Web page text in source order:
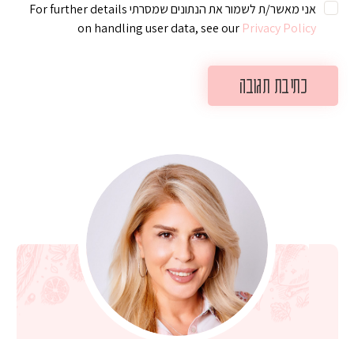
אני מאשר/ת לשמור את הנתונים שמסרתי For further details
on handling user data, see our Privacy Policy